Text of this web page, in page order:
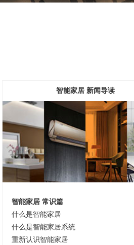
智能家居 新闻导读
智能家居 常识篇
什么是智能家居
什么是智能家居系统
重新认识智能家居